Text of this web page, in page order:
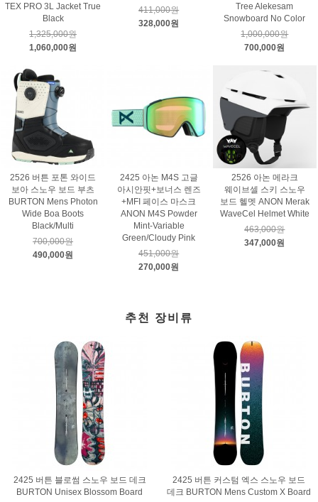
TEX PRO 3L Jacket True
Black
1,325,000원
1,060,000원
411,000원
328,000원
Tree Alekesam
Snowboard No Color
1,000,000원
700,000원
2526 버튼 포톤 와이드
보아 스노우 보드 부츠
BURTON Mens Photon
Wide Boa Boots
Black/Multi
700,000원
490,000원
2425 아논 M4S 고글
아시안핏+보너스 렌즈
+MFI 페이스 마스크
ANON M4S Powder
Mint-Variable
Green/Cloudy Pink
451,000원
270,000원
2526 아논 메라크
웨이브셀 스키 스노우
보드 헬멧 ANON Merak
WaveCel Helmet White
463,000원
347,000원
추천 장비류
2425 버튼 블로썸 스노우 보드 데크
BURTON Unisex Blossom Board
2425 버튼 커스텀 엑스 스노우 보드
데크 BURTON Mens Custom X Board